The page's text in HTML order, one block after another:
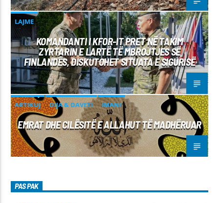
LAJME
KOMANDANTI I KFOR-IT PRET NË TAKIM
ZYRTARIN E LARTË TË MBROJTJES SË
FINLANDËS, DISKUTOHET SITUATA E SIGURISË
ARTIKUJ DIJA & DAVETI IMANI
EMRAT DHE CILËSITË E ALLAHUT TË MADHËRUAR
PAS PAK